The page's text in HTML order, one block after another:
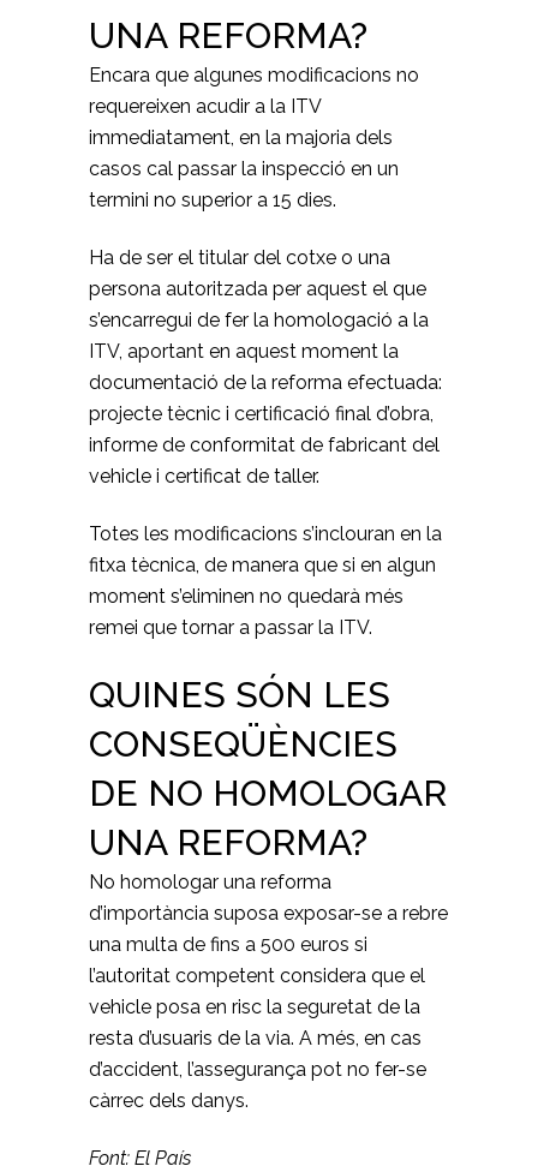
UNA REFORMA?
Encara que algunes modificacions no
requereixen acudir a la ITV
immediatament, en la majoria dels
casos cal passar la inspecció en un
termini no superior a 15 dies.
Ha de ser el titular del cotxe o una
persona autoritzada per aquest el que
s’encarregui de fer la homologació a la
ITV, aportant en aquest moment la
documentació de la reforma efectuada:
projecte tècnic i certificació final d’obra,
informe de conformitat de fabricant del
vehicle i certificat de taller.
Totes les modificacions s’inclouran en la
fitxa tècnica, de manera que si en algun
moment s’eliminen no quedarà més
remei que tornar a passar la ITV.
QUINES SÓN LES
CONSEQÜÈNCIES
DE NO HOMOLOGAR
UNA REFORMA?
No homologar una reforma
d’importància suposa exposar-se a rebre
una multa de fins a 500 euros si
l’autoritat competent considera que el
vehicle posa en risc la seguretat de la
resta d’usuaris de la via. A més, en cas
d’accident, l’assegurança pot no fer-se
càrrec dels danys.
Font: El País